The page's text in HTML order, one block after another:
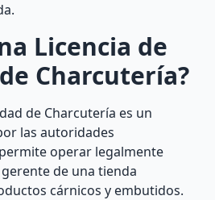
Licencia de
Charcutería?
de Charcutería es un
las autoridades
operar legalmente
de una tienda
cárnicos y embutidos.